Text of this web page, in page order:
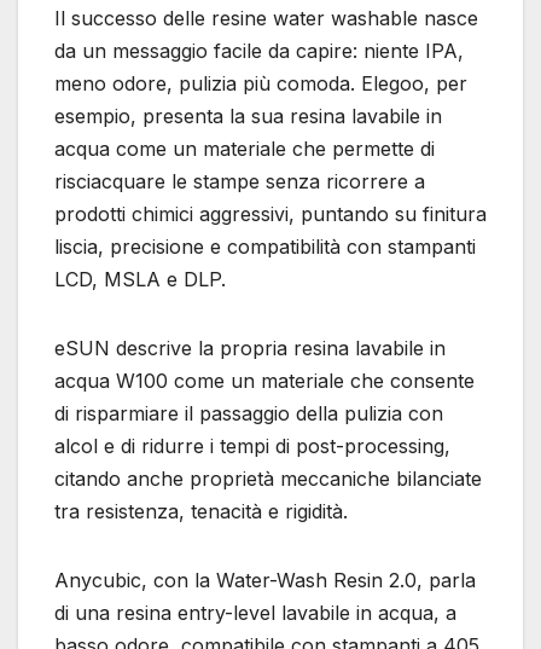
Il successo delle resine water washable nasce
da un messaggio facile da capire: niente IPA,
meno odore, pulizia più comoda. Elegoo, per
esempio, presenta la sua resina lavabile in
acqua come un materiale che permette di
risciacquare le stampe senza ricorrere a
prodotti chimici aggressivi, puntando su finitura
liscia, precisione e compatibilità con stampanti
LCD, MSLA e DLP.
eSUN descrive la propria resina lavabile in
acqua W100 come un materiale che consente
di risparmiare il passaggio della pulizia con
alcol e di ridurre i tempi di post-processing,
citando anche proprietà meccaniche bilanciate
tra resistenza, tenacità e rigidità.
Anycubic, con la Water-Wash Resin 2.0, parla
di una resina entry-level lavabile in acqua, a